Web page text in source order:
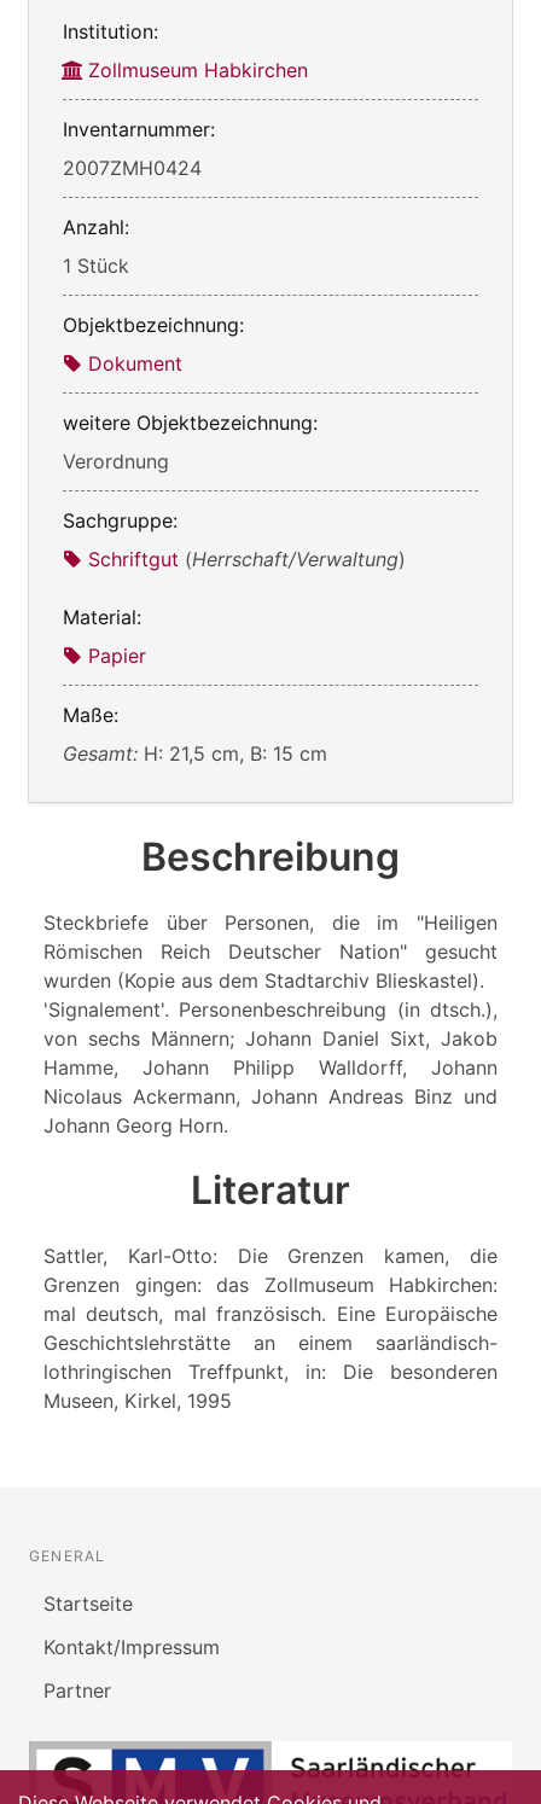
Institution:
Zollmuseum Habkirchen
Inventarnummer:
2007ZMH0424
Anzahl:
1 Stück
Objektbezeichnung:
Dokument
weitere Objektbezeichnung:
Verordnung
Sachgruppe:
Schriftgut (Herrschaft/Verwaltung)
Material:
Papier
Maße:
Gesamt: H: 21,5 cm, B: 15 cm
Beschreibung
Steckbriefe über Personen, die im "Heiligen
Römischen Reich Deutscher Nation" gesucht
wurden (Kopie aus dem Stadtarchiv Blieskastel).
'Signalement'. Personenbeschreibung (in dtsch.),
von sechs Männern; Johann Daniel Sixt, Jakob
Hamme, Johann Philipp Walldorff, Johann
Nicolaus Ackermann, Johann Andreas Binz und
Johann Georg Horn.
Literatur
Sattler, Karl-Otto: Die Grenzen kamen, die
Grenzen gingen: das Zollmuseum Habkirchen:
mal deutsch, mal französisch. Eine Europäische
Geschichtslehrstätte an einem saarländisch-
lothringischen Treffpunkt, in: Die besonderen
Museen, Kirkel, 1995
GENERAL
Startseite
Kontakt/Impressum
Partner